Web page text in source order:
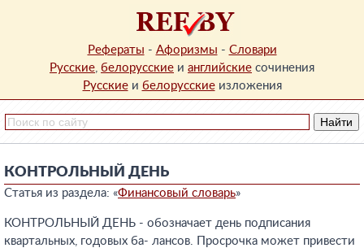
Рефераты - Афоризмы - Словари
Русские, белорусские и английские сочинения
Русскиеи белорусскиеизложения
КОНТРОЛЬНЫЙ ДЕНЬ
Статья из раздела: «Финансовый словарь»
КОНТРОЛЬНЫЙ ДЕНЬ - обозначает день подписания
квартальных, годовых ба- лансов. Просрочка может привести